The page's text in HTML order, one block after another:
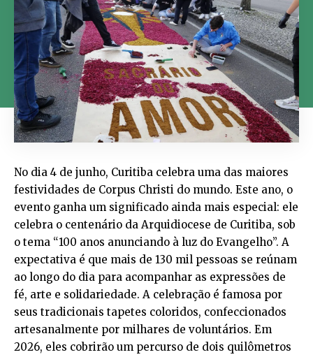
No dia 4 de junho, Curitiba celebra uma das maiores
festividades de Corpus Christi do mundo. Este ano, o
evento ganha um significado ainda mais especial: ele
celebra o centenário da Arquidiocese de Curitiba, sob
o tema “100 anos anunciando à luz do Evangelho”. A
expectativa é que mais de 130 mil pessoas se reúnam
ao longo do dia para acompanhar as expressões de
fé, arte e solidariedade. A celebração é famosa por
seus tradicionais tapetes coloridos, confeccionados
artesanalmente por milhares de voluntários. Em
2026, eles cobrirão um percurso de dois quilômetros